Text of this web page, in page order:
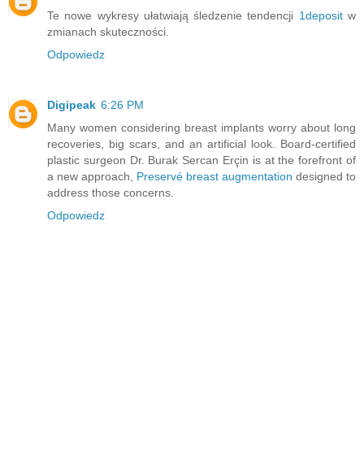
Te nowe wykresy ułatwiają śledzenie tendencji 1depositw
zmianach skuteczności.
Odpowiedz
Digipeak 6:26 PM
Many women considering breast implants worry about long
recoveries, big scars, and an artificial look. Board-certified
plastic surgeon Dr. Burak Sercan Erçin is at the forefront of
a new approach, Preservé breast augmentation designed to
address those concerns.
Odpowiedz